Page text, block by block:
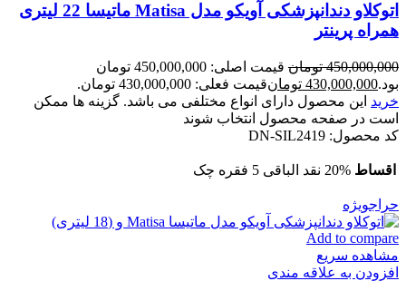
اتوکلاو دندانپزشکی آویکو مدل Matisa ماتیسا 22 لیتری
همراه پرینتر
450,000,000 تومان
قیمت اصلی: 450,000,000 تومان
بود.430,000,000 تومانقیمت فعلی: 430,000,000 تومان.
خرید این محصول دارای انواع مختلفی می باشد. گزینه ها ممکن
است در صفحه محصول انتخاب شوند
کد محصول: DN-SIL2419
اقساط 20% نقد الباقی 5 فقره چک
حراجویژه
Add to compare
مشاهده سریع
افزودن به علاقه مندی